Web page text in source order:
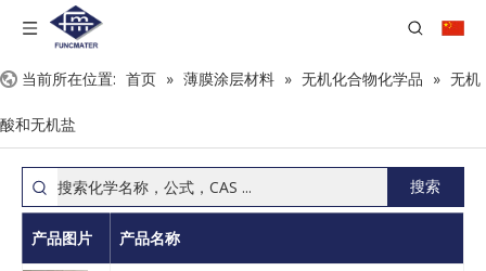
当前所在位置: 首页 » 薄膜涂层材料 » 无机化合物化学品 » 无机
酸和无机盐
搜索
产品图片 产品名称